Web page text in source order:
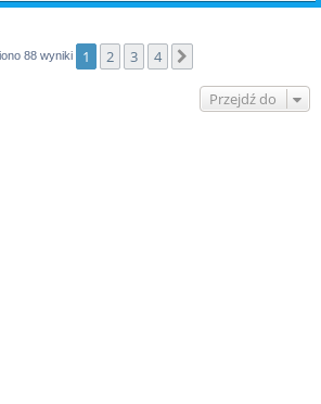
88 wyniki 1 2 3 4
Przejdź do